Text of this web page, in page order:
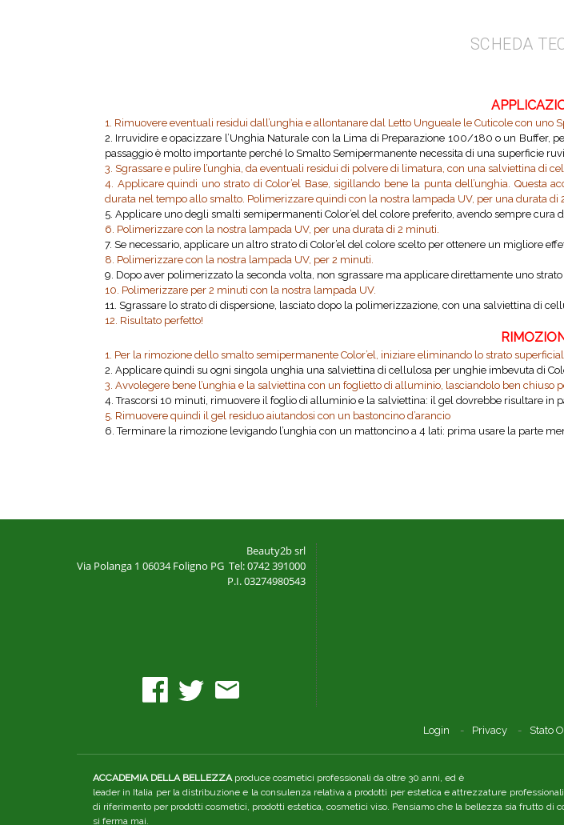
SCHEDA
1. Rimuovere eventuali residui dall’unghia e allontanare dal Letto Ungueale le Cuticole con uno
2. Irruvidire e opacizzare l’Unghia Naturale con la Lima di Preparazione 100/180 o un Buffer,
passaggio è molto importante perché lo Smalto Semipermanente necessita di una superficie
3. Sgrassare e pulire l’unghia, da eventuali residui di polvere di limatura, con una salviettina di
4. Applicare quindi uno strato di Color’el Base, sigillando bene la punta dell’unghia.
durata nel tempo allo smalto. Polimerizzare quindi con la nostra lampada UV, per una durata di
5. Applicare uno degli smalti semipermanenti Color’el del colore preferito, avendo sempre cura
6. Polimerizzare con la nostra lampada UV, per una durata di 2 minuti.
7. Se necessario, applicare un altro strato di Color’el del colore scelto per ottenere un migliore
8. Polimerizzare con la nostra lampada UV, per 2 minuti.
9. Dopo aver polimerizzato la seconda volta, non sgrassare ma applicare direttamente uno
10. Polimerizzare per 2 minuti con la nostra lampada UV.
11. Sgrassare lo strato di dispersione, lasciato dopo la polimerizzazione, con una salviettina di
12. Risultato perfetto!
1. Per la rimozione dello smalto semipermanente Color’el, iniziare eliminando lo strato
2. Applicare quindi su ogni singola unghia una salviettina di cellulosa per unghie imbevuta di
3. Avvolegere bene l’unghia e la salviettina con un foglietto di alluminio, lasciandolo ben chiuso
4. Trascorsi 10 minuti, rimuovere il foglio di alluminio e la salviettina: il gel dovrebbe risultare in
5. Rimuovere quindi il gel residuo aiutandosi con un bastoncino d’arancio
6. Terminare la rimozione levigando l’unghia con un mattoncino a 4 lati: prima usare la parte
Beauty2b srl
Via Polanga 1 06034 Foligno PG Tel: 0742 391000
P.I. 03274980543
Login Privacy Stato
ACCADEMIA DELLA BELLEZZAproduce cosmetici professionali da oltre 30 anni, ed è
leader in Italia per la distribuzione e la consulenza relativa a prodotti per estetica e attrezzature
di riferimento per prodotti cosmetici, prodotti estetica, cosmetici viso. Pensiamo che la bellezza sia frutto di
si ferma mai.